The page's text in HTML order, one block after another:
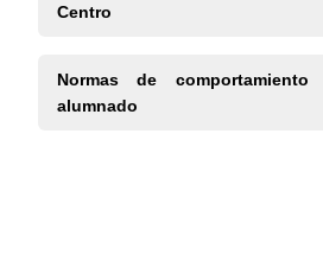
Centro
Normas de
alumnado